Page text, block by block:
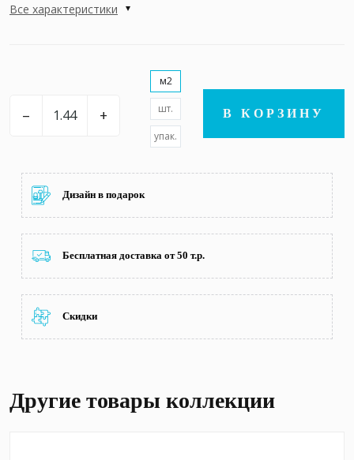
Все характеристики
– +
м2
шт.
упак.
В КОРЗИНУ
Дизайн в подарок
Бесплатная доставка от 50 т.р.
Скидки
Другие товары коллекции